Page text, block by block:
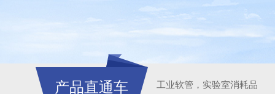
产品直通车 工业软管，实验室消耗品